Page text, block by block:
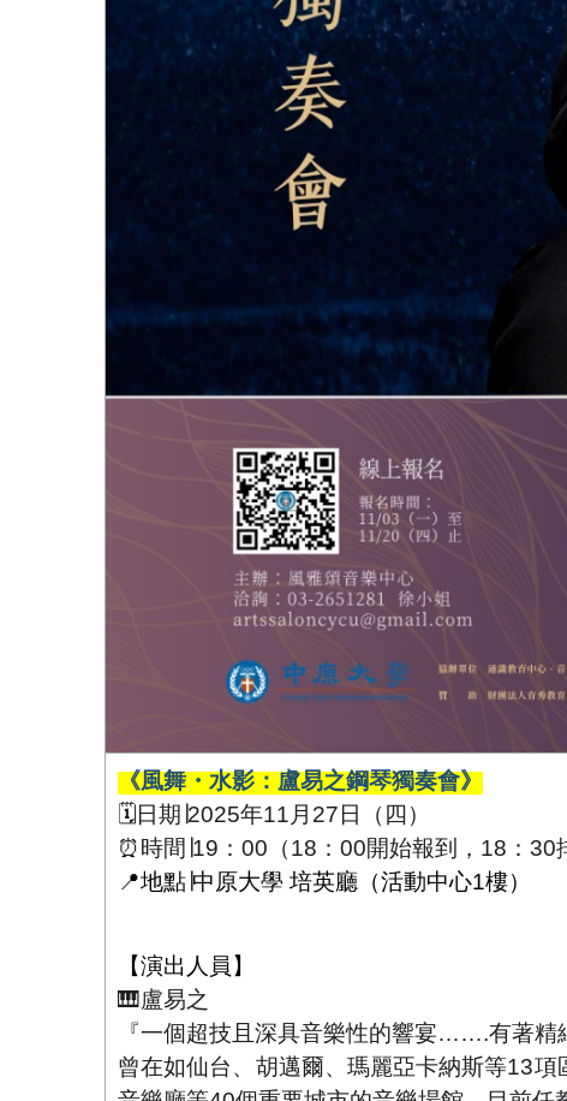
《風舞・水影：盧易之鋼琴獨奏會》
🗓 日期 2025年11月27日（四）
⏰ 時間 19 ：00（18：00開始報到，18：30
📍地點 中原大學 培英廳（活動中心1樓）
【演出人員】
🎹盧易之
『一個超技且深具音樂性的響宴…….有著精
曾在如仙台、胡邁爾、瑪麗亞卡納斯等13